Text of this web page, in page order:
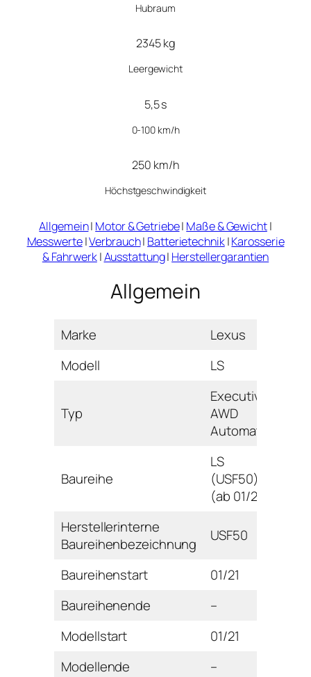
Hubraum
2345 kg
Leergewicht
5,5 s
0-100 km/h
250 km/h
Höchstgeschwindigkeit
Allgemein| Motor & Getriebe| Maße & Gewicht|
Messwerte|Verbrauch| Batterietechnik|Karosserie
& Fahrwerk|Ausstattung| Herstellergarantien
Allgemein
Marke
Lexus
Modell
LS
Typ
Executive
AWD
Automatik
Baureihe
LS
(USF50)
(ab 01/21)
Herstellerinterne
Baureihenbezeichnung
USF50
Baureihenstart
01/21
Baureihenende
–
Modellstart
01/21
Modellende
–